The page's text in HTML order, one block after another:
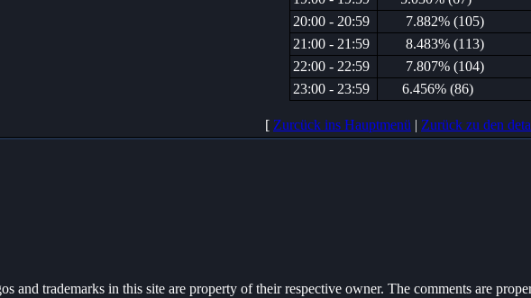
20:00 - 20:59
7.882% (105)
21:00 - 21:59
8.483% (113)
22:00 - 22:59
7.807% (104)
23:00 - 23:59
6.456% (86)
[ Zurcück ins Hauptmenü | Zurück zu den
and trademarks in this site are property of their respective owner. The comments are